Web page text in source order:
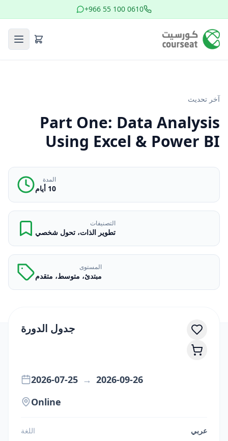
+966 55 100 0610
آخر تحديث
Part One: Data Analysis
Using Excel & Power BI
المدة
10 أيام
التصنيفات
تطوير الذات، تحول شخصي
المستوى
مبتدئ، متوسط، متقدم
جدول الدورة
2026-07-25 → 2026-09-26
Online
عربي
اللغة